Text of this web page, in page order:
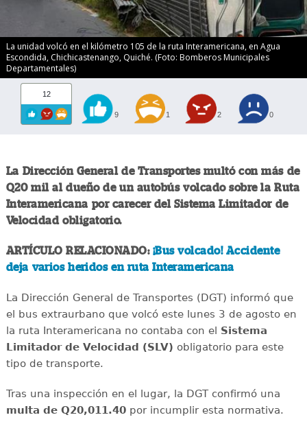
La unidad volcó en el kilómetro 105 de la ruta Interamericana, en Agua
Escondida, Chichicastenango, Quiché. (Foto: Bomberos Municipales
Departamentales)
12
9 1 2 0
La Dirección General de Transportes multó con más de
Q20 mil al dueño de un autobús volcado sobre la Ruta
Interamericana por carecer del Sistema Limitador de
Velocidad obligatorio.
ARTÍCULO RELACIONADO: ¡Bus volcado! Accidente
deja varios heridos en ruta Interamericana
La Dirección General de Transportes (DGT) informó que
el bus extraurbano que volcó este lunes 3 de agosto en
la ruta Interamericana no contaba con el Sistema
Limitador de Velocidad (SLV) obligatorio para este
tipo de transporte.
Tras una inspección en el lugar, la DGT confirmó una
multa de Q20,011.40por incumplir esta normativa.